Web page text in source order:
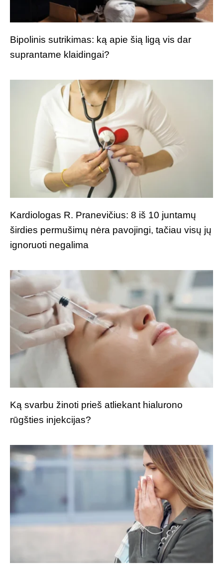
Bipolinis sutrikimas: ką apie šią ligą vis dar
suprantame klaidingai?
Kardiologas R. Pranevičius: 8 iš 10 juntamų
širdies permušimų nėra pavojingi, tačiau visų jų
ignoruoti negalima
Ką svarbu žinoti prieš atliekant hialurono
rūgšties injekcijas?